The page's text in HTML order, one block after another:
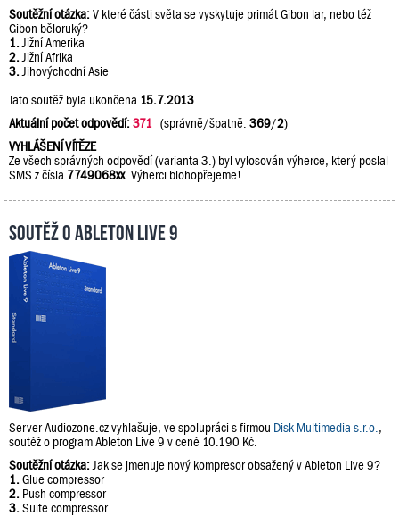
Soutěžní otázka:V které části světa se vyskytuje primát Gibon lar, nebo též
Gibon běloruký?
1. Jižní Amerika
2. Jižní Afrika
3. Jihovýchodní Asie
Tato soutěž byla ukončena 15.7.2013
Aktuální počet odpovědí:371 (správně/špatně: 369/2)
VYHLÁŠENÍ VÍTĚZE
Ze všech správných odpovědí (varianta 3.) byl vylosován výherce, který poslal
SMS z čísla 7749068xx. Výherci blohopřejeme!
Soutěž o Ableton Live 9
Server Audiozone.cz vyhlašuje, ve spolupráci s firmou Disk Multimedia s.r.o. ,
soutěž o program Ableton Live 9 v ceně 10.190 Kč.
Soutěžní otázka: Jak se jmenuje nový kompresor obsažený v Ableton Live 9?
1. Glue compressor
2. Push compressor
3. Suite compressor